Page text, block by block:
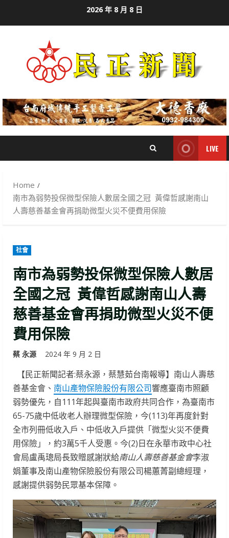
2026 年 8 月 8 日
LIVE
Home
南市為弱勢投保微型保險人數居全國之冠 黃偉哲感謝南山
人壽慈善基金會再捐助微型火災不便費用保險
社會
南市為弱勢投保微型保險人數居
全國之冠 黃偉哲感謝南山人壽
慈善基金會再捐助微型火災不便
費用保險
蔡 永源 2024 年 9 月 2 日
【民正新聞記者:蔡永源，蔡慧茹台南報導】南山人壽慈
善基金會、 南山產物保險股份有限公司響應臺南市照顧
弱勢優先，自111年起與臺南市政府共同合作，為臺南市
65-75歲中低收老人辦理微型保險，今(113)年再度針對
全市列冊低收入戶、中低收入戶提供「微型火災不便費
用保險」，約3萬5千人受惠。今(2)日在永華市政中心社
會局盧禹璁局長致贈感謝狀給南山人壽慈善基金會李淑
娟董事及南山產物保險股份有限公司楊蕙菁副總經理，
感謝提供弱勢民眾基本保障。